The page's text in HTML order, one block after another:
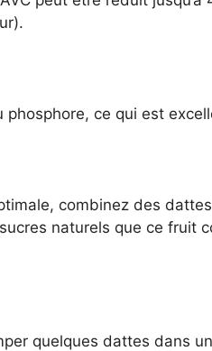
ce qui est
combinez des
naturels que ce fruit
quelques dattes dans